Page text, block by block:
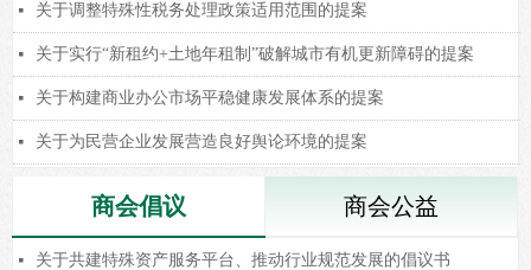
넷 关于调整特殊性税务处理政策适用范围的提案
넷 关于实行“新租约+土地年租制”破解城市有机更新障碍的提案
넷 关于构建商业办公市场平稳健康发展体系的提案
넷 关于为民营企业发展营造良好舆论环境的提案
商会倡议 商会公益
넷 关于共建特殊资产服务平台、推动行业规范发展的倡议书